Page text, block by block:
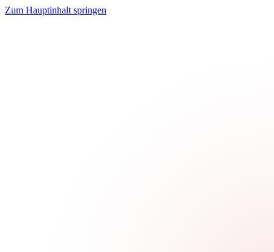
Zum Hauptinhalt springen